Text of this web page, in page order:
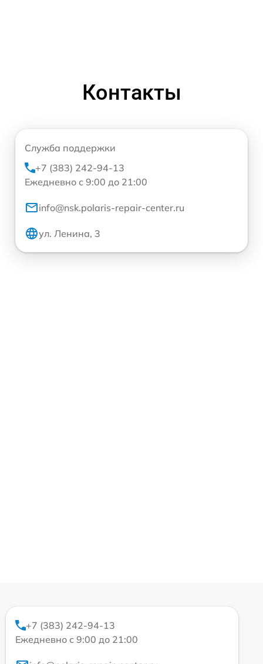
Контакты
Служба поддержки
+7 (383) 242-94-13
Ежедневно с 9:00 до 21:00
info@nsk.polaris-repair-center.ru
ул. Ленина, 3
+7 (383) 242-94-13
Ежедневно с 9:00 до 21:00